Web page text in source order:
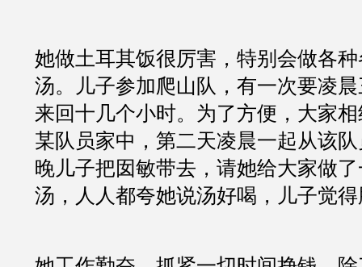
她做土耳其饭很厉害，特别会做各
汤。儿子参加爬山队，有一次要凌
来回十几个小时。为了方便，大家
某队员家中，第二天凌晨一起从该
晚儿子把囡敏带去，请她给大家做
汤，人人都夸她说汤好喝，儿子觉